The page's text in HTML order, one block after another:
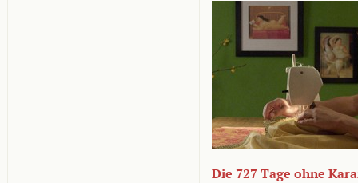
Die 727 Tage ohne